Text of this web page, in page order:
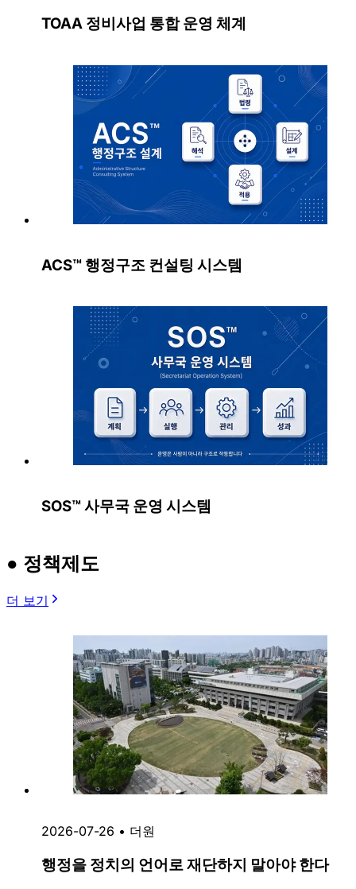
TOAA 정비사업 통합 운영 체계
ACS™ 행정구조 컨설팅 시스템
SOS™ 사무국 운영 시스템
● 정책제도
더 보기
2026-07-26 • 더원
행정을 정치의 언어로 재단하지 말아야 한다